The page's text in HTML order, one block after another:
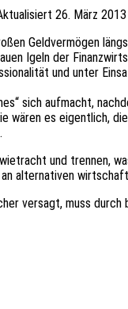
26. März 2013
Geld­ver­mö­gen
Igeln der
und unter
sich aufmacht,
wären es
und tren­nen,
alter­na­ti­ven
versagt, muss